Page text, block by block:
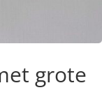
grote